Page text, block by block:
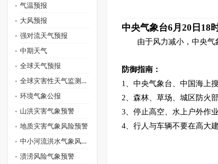
气温预报
大风预报
强对流天气预报
中期天气
全球天气预报
全球灾害性天气监测月报
环境气象公报
山洪灾害气象预警
地质灾害气象风险预警
中小河流洪水气象风险预警
渍涝风险气象预警
中央气象台6月20日18
由于风力减小，中央气
防御指南：
1
、中央气象台、中国海上
2 、森林、草场、城区防火
3 、停止高空、水上户外作
4 、行人与车辆不要在高大